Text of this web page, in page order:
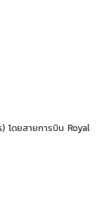
โดยสายการบิน Royal